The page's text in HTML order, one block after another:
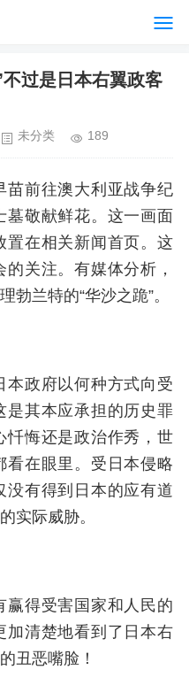
过是日本右翼政客
未分类 189
前往澳大利亚战争纪
敬献鲜花。这一画面
置在相关新闻首页。这
关注。有媒体分析，
勃兰特的“华沙之跪”。
政府以何种方式向受
是其本应承担的历史罪
忏悔还是政治作秀，世
看在眼里。受日本侵略
没有得到日本的应有道
实际威胁。
得受害国家和人民的
加清楚地看到了日本右
丑恶嘴脸！